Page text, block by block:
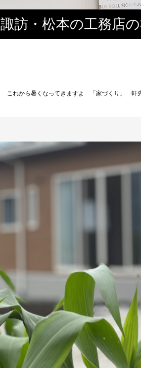
諏訪・松本の工務店
これから暑くなってきますよ 「家づくり」 軒